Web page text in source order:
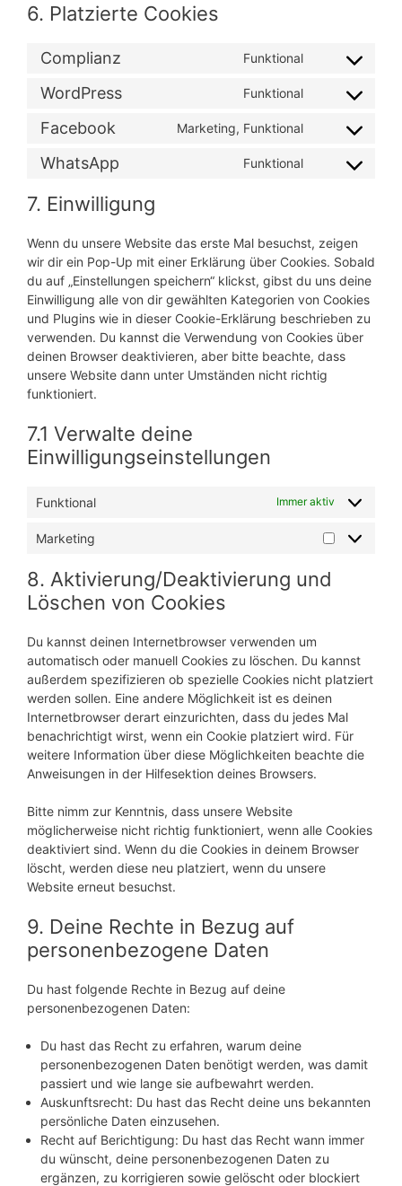
6. Platzierte Cookies
Complianz Funktional
Consent
service
complianz
WordPress Funktional
Consent
service
wordpress
Facebook Marketing, Funktional
Consent
service
WhatsApp Funktional
Consent
7. Einwilligung
Wenn du unsere Website das erste Mal besuchst, zeigen
wir dir ein Pop-Up mit einer Erklärung über Cookies. Sobald
du auf „Einstellungen speichern“ klickst, gibst du uns deine
Einwilligung alle von dir gewählten Kategorien von Cookies
und Plugins wie in dieser Cookie-Erklärung beschrieben zu
verwenden. Du kannst die Verwendung von Cookies über
deinen Browser deaktivieren, aber bitte beachte, dass
unsere Website dann unter Umständen nicht richtig
funktioniert.
7.1 Verwalte deine
Einwilligungseinstellungen
Funktional Immer aktiv
Marketing
Marketing
8. Aktivierung/Deaktivierung und
Löschen von Cookies
Du kannst deinen Internetbrowser verwenden um
automatisch oder manuell Cookies zu löschen. Du kannst
außerdem spezifizieren ob spezielle Cookies nicht platziert
werden sollen. Eine andere Möglichkeit ist es deinen
Internetbrowser derart einzurichten, dass du jedes Mal
benachrichtigt wirst, wenn ein Cookie platziert wird. Für
weitere Information über diese Möglichkeiten beachte die
Anweisungen in der Hilfesektion deines Browsers.
Bitte nimm zur Kenntnis, dass unsere Website
möglicherweise nicht richtig funktioniert, wenn alle Cookies
deaktiviert sind. Wenn du die Cookies in deinem Browser
löscht, werden diese neu platziert, wenn du unsere
Website erneut besuchst.
9. Deine Rechte in Bezug auf
personenbezogene Daten
Du hast folgende Rechte in Bezug auf deine
personenbezogenen Daten:
Du hast das Recht zu erfahren, warum deine
personenbezogenen Daten benötigt werden, was damit
passiert und wie lange sie aufbewahrt werden.
Auskunftsrecht: Du hast das Recht deine uns bekannten
persönliche Daten einzusehen.
Recht auf Berichtigung: Du hast das Recht wann immer
du wünscht, deine personenbezogenen Daten zu
ergänzen, zu korrigieren sowie gelöscht oder blockiert